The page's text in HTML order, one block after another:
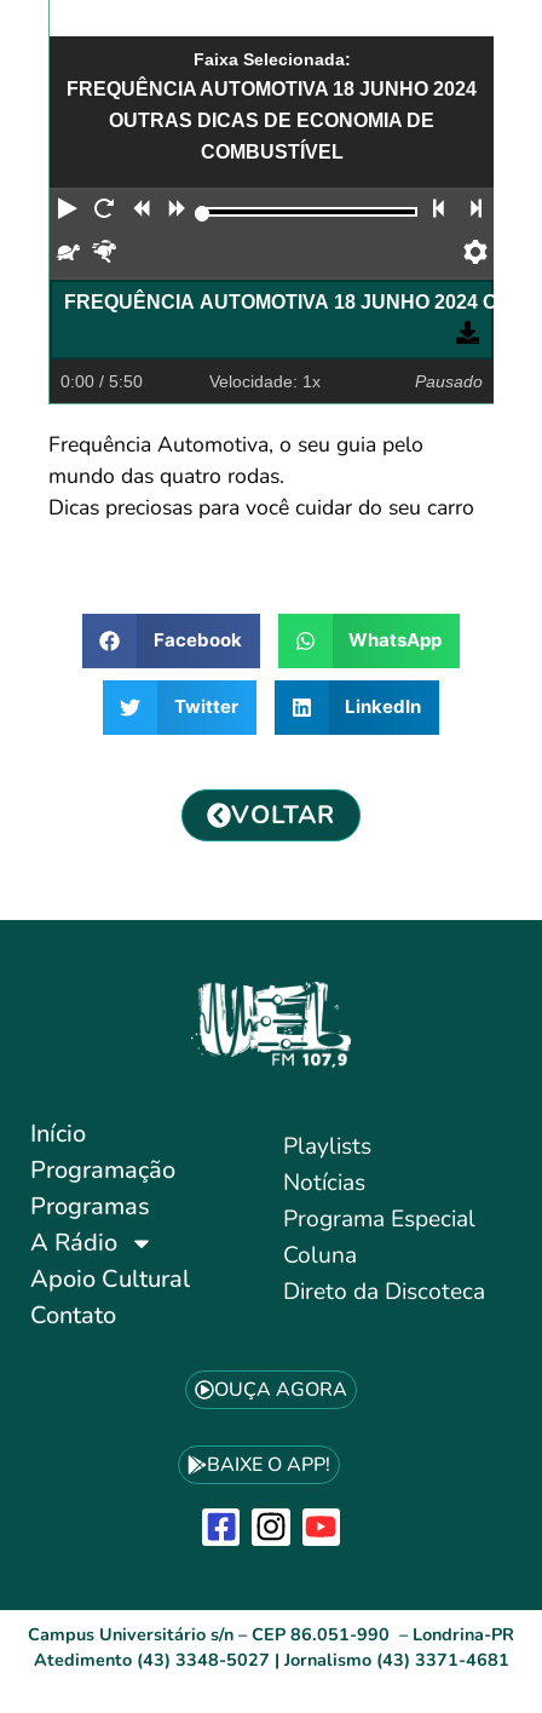
Faixa Selecionada:
FREQUÊNCIA AUTOMOTIVA 18 JUNHO 2024
OUTRAS DICAS DE ECONOMIA DE
COMBUSTÍVEL
Reproduzir
Reiniciar
Retroceder
Avançar Faixa
Devagar
0:00 / 5:50 Velocidade: 1x Pausado
Frequência Automotiva, o seu guia pelo
mundo das quatro rodas.
Dicas preciosas para você cuidar do seu carro
Facebook WhatsApp
Twitter LinkedIn
VOLTAR
Início
Programação
Programas
A Rádio
Apoio Cultural
Contato
Playlists
Notícias
Programa Especial
Coluna
Direto da Discoteca
OUÇA AGORA
BAIXE O APP!
Campus Universitário s/n – CEP 86.051-990 – Londrina-PR
Atedimento (43) 3348-5027 | Jornalismo (43) 3371-4681